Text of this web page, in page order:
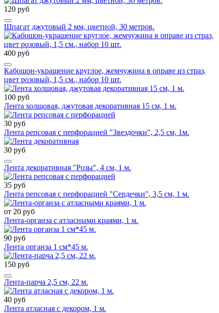
120 руб
Шпагат джутовый 2 мм, цветной, 30 метров.
400 руб
Кабошон-украшение круглое, жемчужина в оправе из страз,
цвет розовый, 1,5 см., набор 10 шт.
100 руб
Лента холщовая, джутовая декоративная 15 см, 1 м.
30 руб
Лента репсовая с перфорацией "Звездочки", 2,5 см, 1м.
30 руб
Лента декоративная "Розы", 4 см, 1 м.
35 руб
Лента репсовая с перфорацией "Сердечки", 3,5 см, 1 м.
от 20 руб
Лента-органза с атласными краями, 1 м.
90 руб
Лента органза 1 см*45 м.
150 руб
Лента-парча 2,5 см, 22 м.
40 руб
Лента атласная с декором, 1 м.